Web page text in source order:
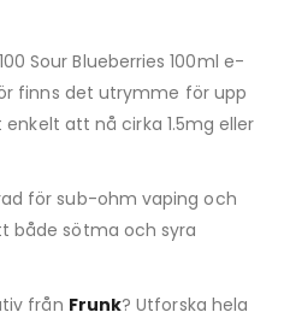
Sour Blueberries 100ml e-
finns det utrymme för upp
att nå cirka 1.5mg eller
för sub-ohm vaping och
både sötma och syra
från Frunk? Utforska hela